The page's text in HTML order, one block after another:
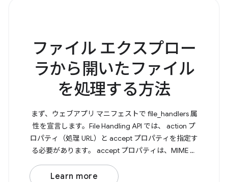
ファイル エクスプロー
ラから開いたファイル
を処理する方法
まず、ウェブアプリ マニフェストで file_handlers 属
性を宣言します。File Handling API では、 action プ
ロパティ（処理 URL）と accept プロパティを指定す
る必要があります。 accept プロパティは、MIME タ
イプをキーとし、特に対応するファイル拡張子の配
列を値とするオブジェクトです。 次に、File
Learn more